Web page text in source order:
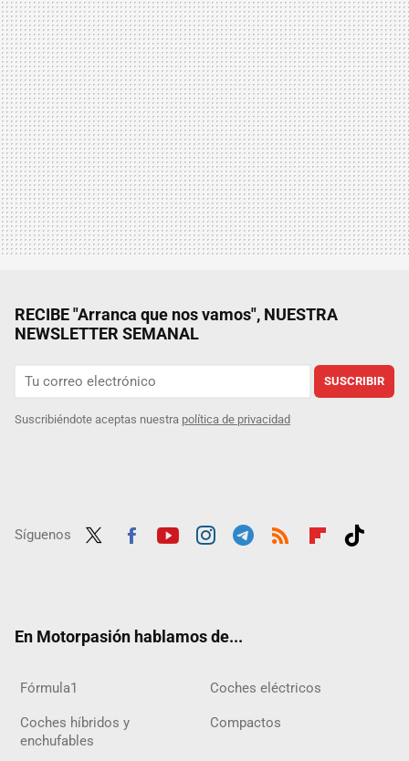
RECIBE "Arranca que nos vamos", NUESTRA
NEWSLETTER SEMANAL
SUSCRIBIR
Suscribiéndote aceptas nuestra política de privacidad
Síguenos
En Motorpasión hablamos de...
Fórmula1 Coches eléctricos
Coches híbridos y
enchufables
Compactos